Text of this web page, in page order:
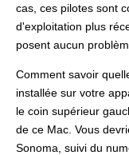
cas, ces pilotes sont
d'exploitation plus
posent aucun
Comment savoir
installée sur votre
le coin supérieur
de ce Mac. Vous
Sonoma, suivi du